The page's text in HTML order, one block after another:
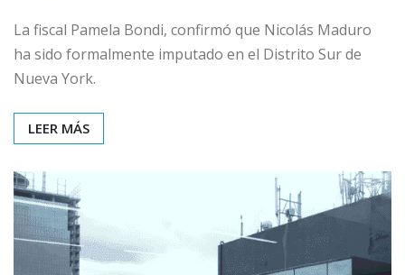
La fiscal Pamela Bondi, confirmó que Nicolás Maduro
ha sido formalmente imputado en el Distrito Sur de
Nueva York.
LEER MÁS